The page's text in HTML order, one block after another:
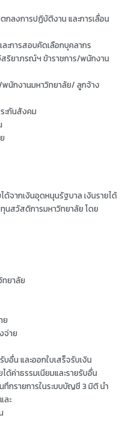
กลงการปฏิบัติงาน และการเลื่อน
ะการสอบคัดเลือกบุคลากร
สริยาภรณ์ฯ ข้าราชการ/พนักงาน
พนักงานมหาวิทยาลัย/ ลูกจ้าง
ะกันสังคม
จากเงินอุดหนุนรัฐบาล เงินรายได้
นสวัสดิการมหาวิทยาลัย โดย
ทยาลัย
ย
จ่าย
บอื่น และออกใบเสร็จรับเงิน
ด้ค่าธรรมเนียมและรายรับอื่น
ทึกรายการในระบบบัญชี 3 มิติ นำ
ละ